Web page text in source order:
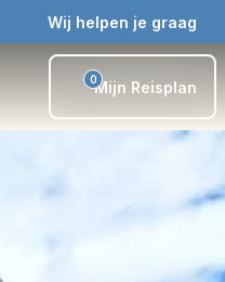
Wij helpen je graag
0Mijn Reisplan